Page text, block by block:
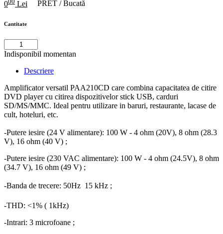
0 Lei PRET / Bucată
Cantitate
Indisponibil momentan
Descriere
Amplificator versatil PAA210CD care combina capacitatea de citire
DVD player cu citirea dispozitivelor stick USB, carduri
SD/MS/MMC. Ideal pentru utilizare in baruri, restaurante, lacase de
cult, hoteluri, etc.
-Putere iesire (24 V alimentare): 100 W - 4 ohm (20V), 8 ohm (28.3
V), 16 ohm (40 V) ;
-Putere iesire (230 VAC alimentare): 100 W - 4 ohm (24.5V), 8 ohm
(34.7 V), 16 ohm (49 V) ;
-Banda de trecere: 50Hz  15 kHz ;
-THD: <1% ( 1kHz)
-Intrari: 3 microfoane ;